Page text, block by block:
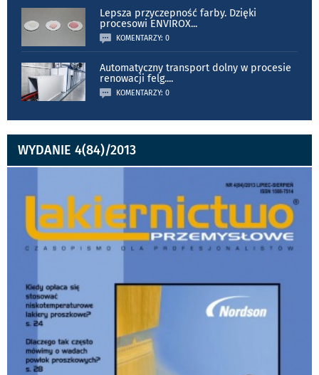
Lepsza przyczepność farby. Dzięki
procesowi ENVIROX...
KOMENTARZY: 0
Automatyczny transport dolny w procesie
renowacji felg....
KOMENTARZY: 0
WYDANIE 4(84)/2013